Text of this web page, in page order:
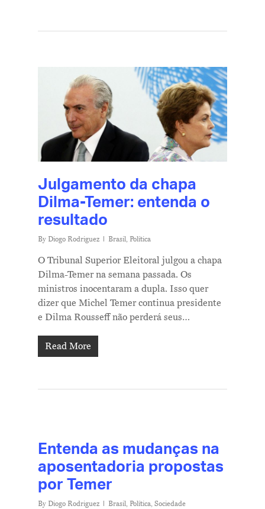
Julgamento da chapa
Dilma-Temer: entenda o
resultado
By Diogo Rodriguez Brasil, Política
O Tribunal Superior Eleitoral julgou a chapa
Dilma-Temer na semana passada. Os
ministros inocentaram a dupla. Isso quer
dizer que Michel Temer continua presidente
e Dilma Rousseff não perderá seus…
Read More
Entenda as mudanças na
aposentadoria propostas
por Temer
By Diogo Rodriguez Brasil, Política, Sociedade